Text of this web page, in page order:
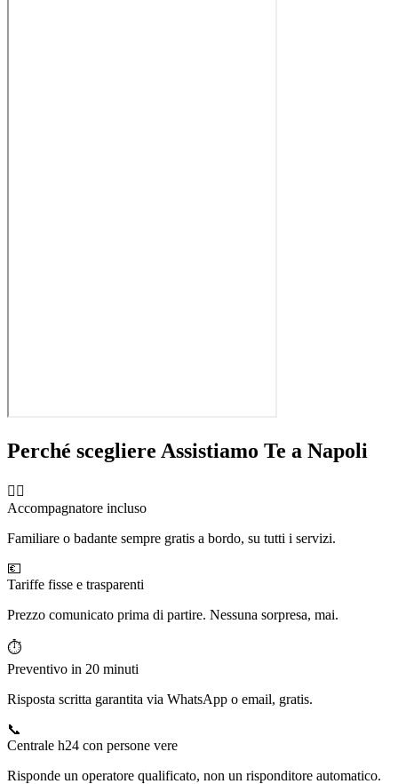
Perché scegliere Assistiamo Te a Napoli
🧑‍⚕️
Accompagnatore incluso
Familiare o badante sempre gratis a bordo, su tutti i servizi.
💶
Tariffe fisse e trasparenti
Prezzo comunicato prima di partire. Nessuna sorpresa, mai.
⏱️
Preventivo in 20 minuti
Risposta scritta garantita via WhatsApp o email, gratis.
📞
Centrale h24 con persone vere
Risponde un operatore qualificato, non un risponditore automatico.